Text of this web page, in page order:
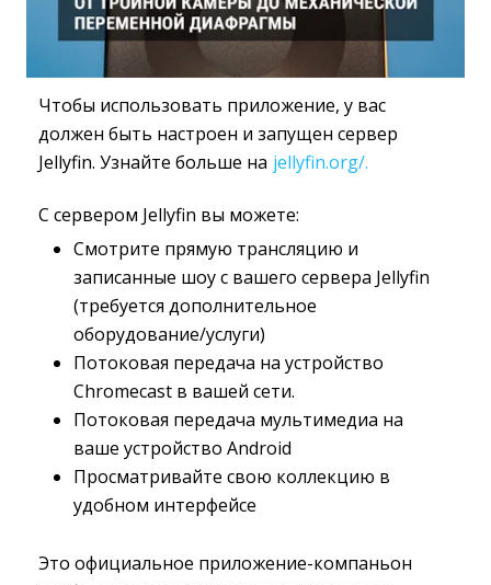
Чтобы использовать приложение, у вас
должен быть настроен и запущен сервер
Jellyfin. Узнайте больше на jellyfin.org/.
С сервером Jellyfin вы можете:
Смотрите прямую трансляцию и
записанные шоу с вашего сервера Jellyfin
(требуется дополнительное
оборудование/услуги)
Потоковая передача на устройство
Chromecast в вашей сети.
Потоковая передача мультимедиа на
ваше устройство Android
Просматривайте свою коллекцию в
удобном интерфейсе
Это официальное приложение-компаньон